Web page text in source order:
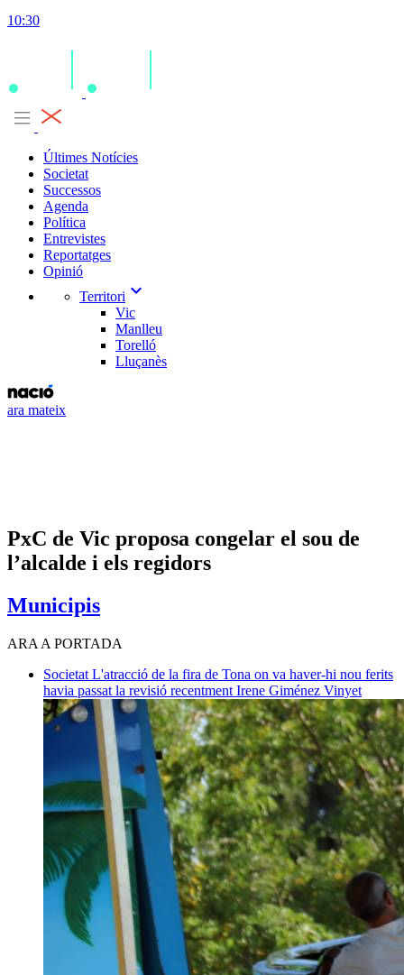
10:30
Últimes Notícies
Societat
Successos
Agenda
Política
Entrevistes
Reportatges
Opinió
Territori expand_more
Vic
Manlleu
Torelló
Lluçanès
ara mateix
PxC de Vic proposa congelar el sou de
l’alcalde i els regidors
Municipis
ARA A PORTADA
Societat L'atracció de la fira de Tona on va haver-hi nou ferits
havia passat la revisió recentment Irene Giménez Vinyet